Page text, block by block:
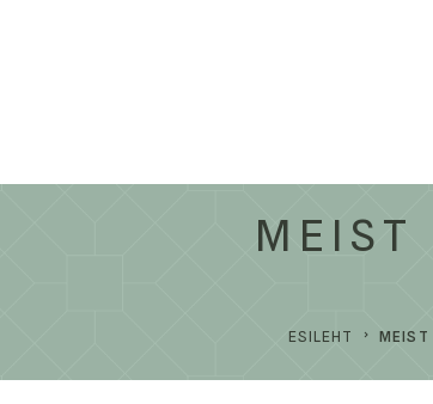
MEIST
ESILEHT MEIST